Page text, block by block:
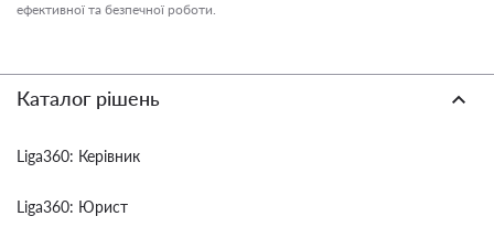
ефективної та безпечної роботи.
Каталог рішень
Liga360: Керівник
Liga360: Юрист